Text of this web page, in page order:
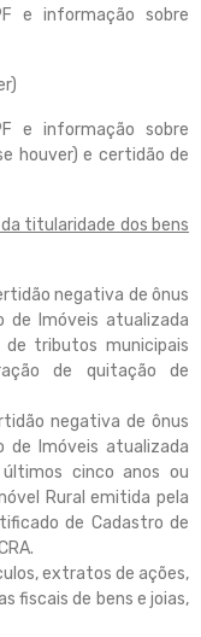
e informação sobre
e informação sobre
houver) e certidão de
titularidade dos bens
negativa de ônus
de Imóveis atualizada
tributos municipais
de quitação de
negativa de ônus
de Imóveis atualizada
cinco anos ou
Rural emitida pela
de Cadastro de
extratos de ações,
fiscais de bens e joias,